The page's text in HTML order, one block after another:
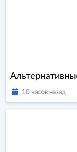
10 часов назад